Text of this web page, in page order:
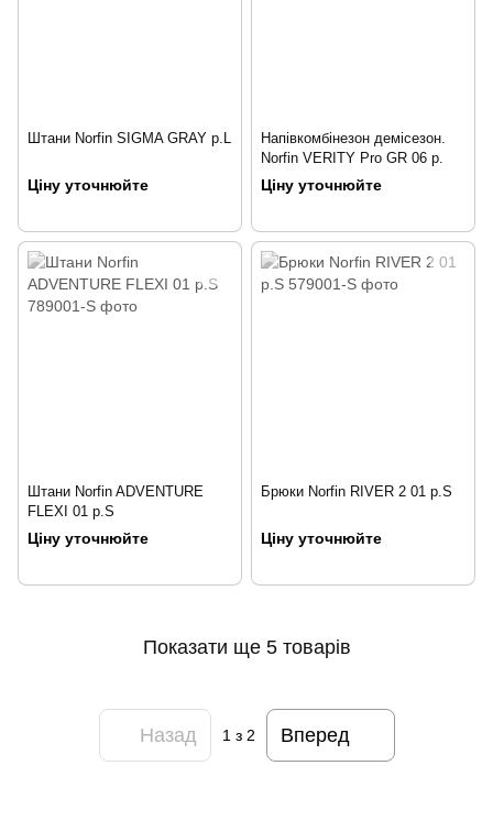
Штани Norfin SIGMA GRAY р.L
Ціну уточнюйте
Напівкомбінезон демісезон.
Norfin VERITY Pro GR 06 р.
Ціну уточнюйте
Штани Norfin ADVENTURE
FLEXI 01 р.S
Ціну уточнюйте
Брюки Norfin RIVER 2 01 р.S
Ціну уточнюйте
Показати ще 5 товарів
Назад 1з 2 Вперед